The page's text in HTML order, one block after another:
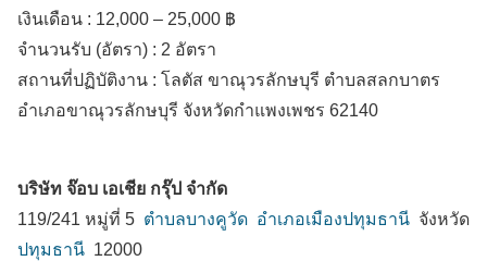
เงินเดือน : 12,000 – 25,000 ฿
จำนวนรับ (อัตรา) : 2 อัตรา
สถานที่ปฏิบัติงาน : โลตัส ขาณุวรลักษบุรี ตำบลสลกบาตร
อำเภอขาณุวรลักษบุรี จังหวัดกำแพงเพชร 62140
บริษัท จ๊อบ เอเชีย กรุ๊ป จำกัด
119/241 หมู่ที่ 5 ตำบลบางคูวัด อำเภอเมืองปทุมธานี จังหวัด
ปทุมธานี 12000